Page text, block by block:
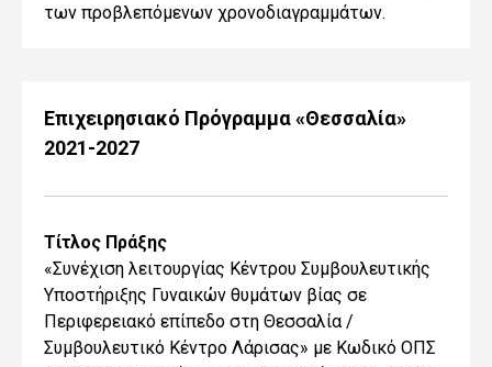
των προβλεπόμενων χρονοδιαγραμμάτων.
Επιχειρησιακό Πρόγραμμα «Θεσσαλία»
2021-2027
Τίτλος Πράξης
«Συνέχιση λειτουργίας Κέντρου Συμβουλευτικής
Υποστήριξης Γυναικών θυμάτων βίας σε
Περιφερειακό επίπεδο στη Θεσσαλία /
Συμβουλευτικό Κέντρο Λάρισας» με Κωδικό ΟΠΣ